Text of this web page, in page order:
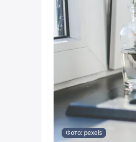
Фото: pexels